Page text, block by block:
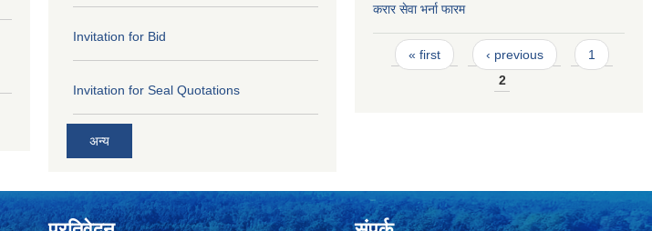
Invitation for Bid
Invitation for Seal Quotations
अन्य
करार सेवा भर्ना फारम
Pages
« first ‹ previous
1
2